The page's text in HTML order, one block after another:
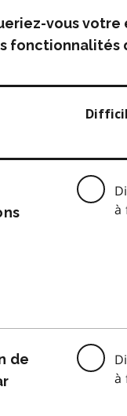
vous votre
fonctionnalités
à
de
à